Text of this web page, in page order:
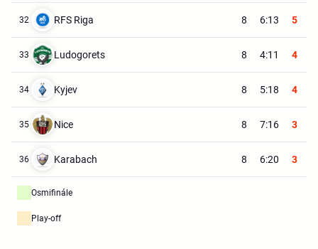
32 RFS Riga 8 6:13 5
33 Ludogorets 8 4:11 4
34 Kyjev 8 5:18 4
35 Nice 8 7:16 3
36 Karabach 8 6:20 3
Osmifinále
Play-off